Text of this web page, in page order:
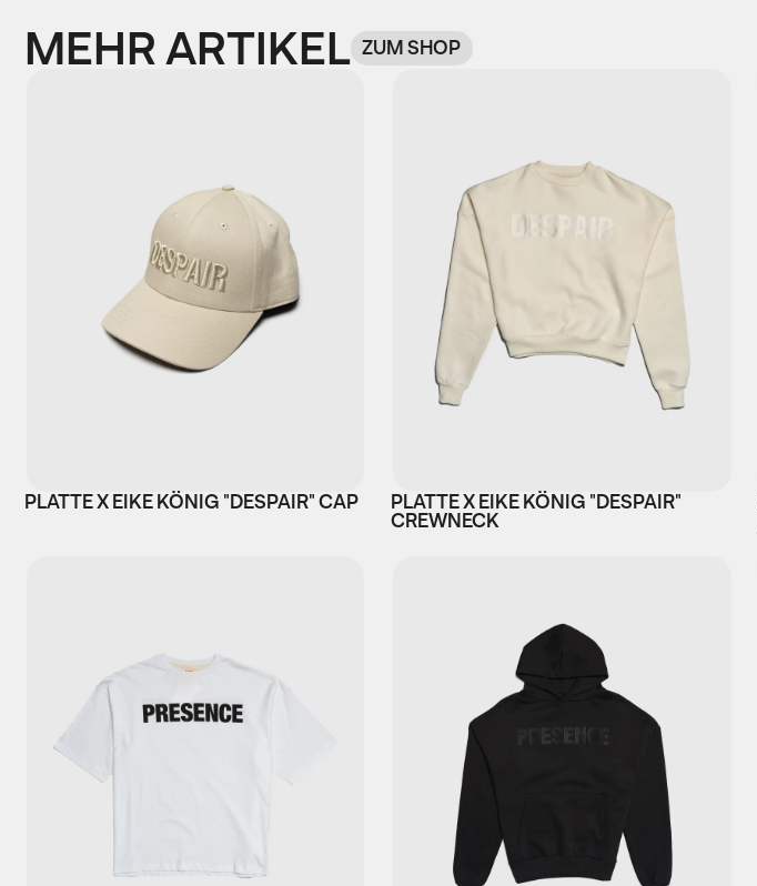
MEHR ARTIKEL ZUM SHOP
PLATTE X EIKE KÖNIG "DESPAIR" CAP PLATTE X EIKE KÖNIG "DESPAIR"
CREWNECK